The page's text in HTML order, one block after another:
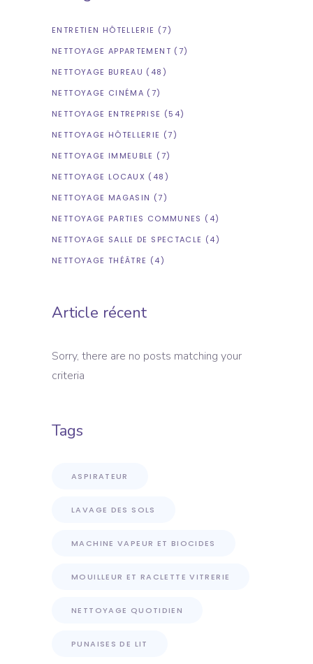
ENTRETIEN HÔTELLERIE (7)
NETTOYAGE APPARTEMENT (7)
NETTOYAGE BUREAU (48)
NETTOYAGE CINÉMA (7)
NETTOYAGE ENTREPRISE (54)
NETTOYAGE HÔTELLERIE (7)
NETTOYAGE IMMEUBLE (7)
NETTOYAGE LOCAUX (48)
NETTOYAGE MAGASIN (7)
NETTOYAGE PARTIES COMMUNES (4)
NETTOYAGE SALLE DE SPECTACLE (4)
NETTOYAGE THÉÂTRE (4)
Article récent
Sorry, there are no posts matching your
criteria
Tags
ASPIRATEUR
LAVAGE DES SOLS
MACHINE VAPEUR ET BIOCIDES
MOUILLEUR ET RACLETTE VITRERIE
NETTOYAGE QUOTIDIEN
PUNAISES DE LIT